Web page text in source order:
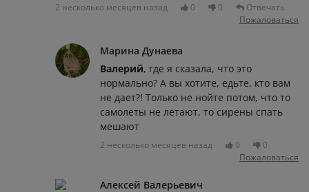
2 несколько месяцев назад 0 0
Отвечать
Пожаловаться
Марина Дунаева
Валерий, где я сказала, что это
нормально? А вы хотите, едьте, кто вам
не дает?! Только не нойте потом, что то
самолеты не летают, то сирены спать
мешают
2 несколько месяцев назад 0
0
Пожаловаться
Алексей Валерьевич